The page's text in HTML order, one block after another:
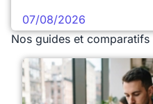
07/08/2026
Nos guides et comparatifs